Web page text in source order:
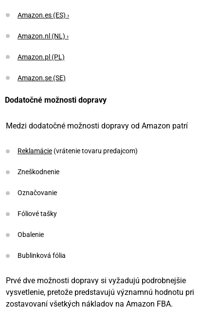
Amazon.es (ES) ›
Amazon.nl (NL) ›
Amazon.pl (PL)
Amazon.se (SE)
Dodatočné možnosti dopravy
Medzi dodatočné možnosti dopravy od Amazon patrí
Reklamácie (vrátenie tovaru predajcom)
Zneškodnenie
Označovanie
Fóliové tašky
Obalenie
Bublinková fólia
Prvé dve možnosti dopravy si vyžadujú podrobnejšie
vysvetlenie, pretože predstavujú významnú hodnotu pri
zostavovaní všetkých nákladov na Amazon FBA.